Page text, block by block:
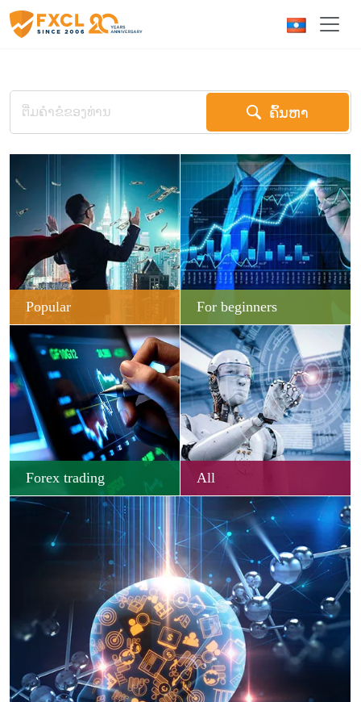
ຄົ້ນຫາ
Popular For beginners
Forex trading All